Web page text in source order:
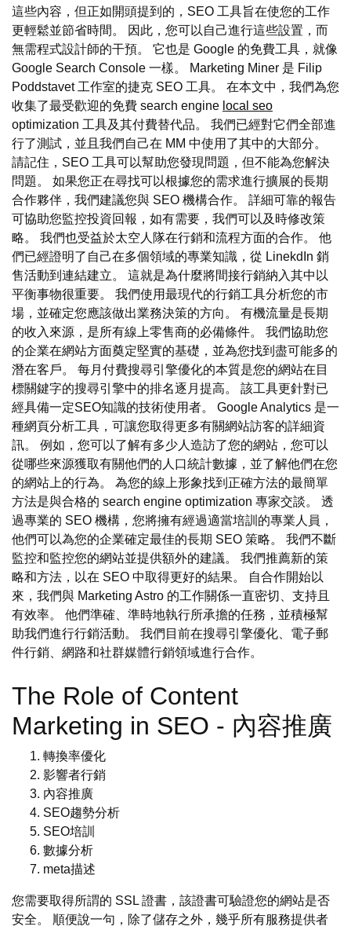
這些內容，但正如開頭提到的，SEO 工具旨在使您的工作
更輕鬆並節省時間。 因此，您可以自己進行這些設置，而
無需程式設計師的干預。 它也是 Google 的免費工具，就像
Google Search Console 一樣。 Marketing Miner 是 Filip
Poddstavet 工作室的捷克 SEO 工具。 在本文中，我們為您
收集了最受歡迎的免費 search engine local seo
optimization 工具及其付費替代品。 我們已經對它們全部進
行了測試，並且我們自己在 MM 中使用了其中的大部分。
請記住，SEO 工具可以幫助您發現問題，但不能為您解決
問題。 如果您正在尋找可以根據您的需求進行擴展的長期
合作夥伴，我們建議您與 SEO 機構合作。 詳細可靠的報告
可協助您監控投資回報，如有需要，我們可以及時修改策
略。 我們也受益於太空人隊在行銷和流程方面的合作。 他
們已經證明了自己在多個領域的專業知識，從 LinekdIn 銷
售活動到連結建立。 這就是為什麼將間接行銷納入其中以
平衡事物很重要。 我們使用最現代的行銷工具分析您的市
場，並確定您應該做出業務決策的方向。 有機流量是長期
的收入來源，是所有線上零售商的必備條件。 我們協助您
的企業在網站方面奠定堅實的基礎，並為您找到盡可能多的
潛在客戶。 每月付費搜尋引擎優化的本質是您的網站在目
標關鍵字的搜尋引擎中的排名逐月提高。 該工具更針對已
經具備一定SEO知識的技術使用者。 Google Analytics 是一
種網頁分析工具，可讓您取得更多有關網站訪客的詳細資
訊。 例如，您可以了解有多少人造訪了您的網站，您可以
從哪些來源獲取有關他們的人口統計數據，並了解他們在您
的網站上的行為。 為您的線上形象找到正確方法的最簡單
方法是與合格的 search engine optimization 專家交談。 透
過專業的 SEO 機構，您將擁有經過適當培訓的專業人員，
他們可以為您的企業確定最佳的長期 SEO 策略。 我們不斷
監控和監控您的網站並提供額外的建議。 我們推薦新的策
略和方法，以在 SEO 中取得更好的結果。 自合作開始以
來，我們與 Marketing Astro 的工作關係一直密切、支持且
有效率。 他們準確、準時地執行所承擔的任務，並積極幫
助我們進行行銷活動。 我們目前在搜尋引擎優化、電子郵
件行銷、網路和社群媒體行銷領域進行合作。
The Role of Content
Marketing in SEO - 內容推廣
轉換率優化
影響者行銷
內容推廣
SEO趨勢分析
SEO培訓
數據分析
meta描述
您需要取得所謂的 SSL 證書，該證書可驗證您的網站是否
安全。 順便說一句，除了儲存之外，幾乎所有服務提供者